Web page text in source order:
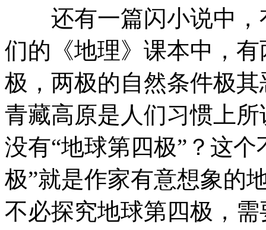
还有一篇闪小说中，
们的《地理》课本中，
极，两极的自然条件极
青藏高原是人们习惯上
没有“地球第四极”？这
极”就是作家有意想象的
不必探究地球第四极，